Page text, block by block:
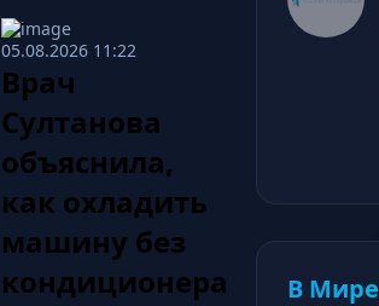
05.08.2026 11:22
Врач
Султанова
объяснила,
как охладить
машину без
кондиционера
В Мире